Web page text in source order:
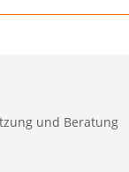
und Beratung